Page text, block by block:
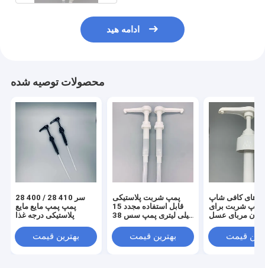
ادامه هید
محصولات توصیه شده
28 400 / 28 410 سر
پمپ پمپ مایع مایع
پلاستیکی درجه غذا
بهترین قیمت
پمپ شربت پلاستیکی
قابل استفاده مجدد 15
میلی لیتری پمپ سس 38
بهترین قیمت
های کافی شاپ
پمپ شربت برای
مربای عسل
قیمت